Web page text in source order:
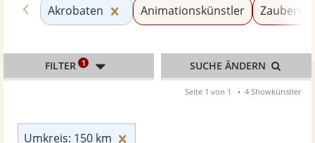
Zurück zu «Show Künstler»
Akrobaten Kategorie «Akrobaten»
Animationskünstler Zauberer
Umkreis: 150 km
FILTER 1 SUCHE ÄNDERN
Seite 1 von 1 4 Showkünstler